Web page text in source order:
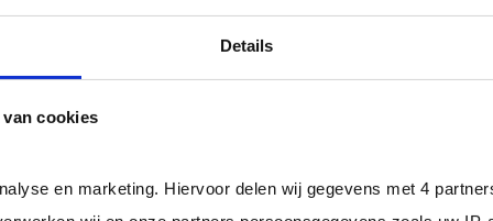
Details
cookies
en marketing. Hiervoor delen wij gegevens met 4
dan het landelijke gemiddelde van ruim 20%
, zodat
in loondienst uit uw regio.